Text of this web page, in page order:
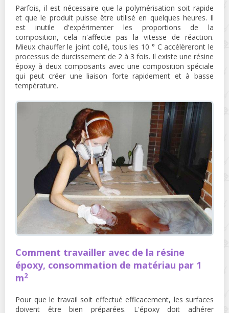
Parfois, il est nécessaire que la polymérisation soit rapide
et que le produit puisse être utilisé en quelques heures. Il
est inutile d'expérimenter les proportions de la
composition, cela n'affecte pas la vitesse de réaction.
Mieux chauffer le joint collé, tous les 10 ° C accélèreront le
processus de durcissement de 2 à 3 fois. Il existe une résine
époxy à deux composants avec une composition spéciale
qui peut créer une liaison forte rapidement et à basse
température.
Comment travailler avec de la résine
époxy, consommation de matériau par 1
m2
Pour que le travail soit effectué efficacement, les surfaces
doivent être bien préparées. L'époxy doit adhérer